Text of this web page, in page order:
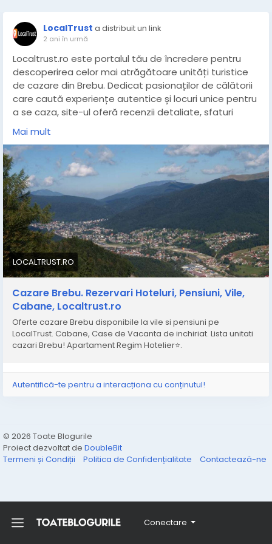
Conectare
LocalTrust a distribuit un link
2 ani în urmă
Localtrust.ro este portalul tău de încredere pentru
descoperirea celor mai atrăgătoare unități turistice
de cazare din Brebu. Dedicat pasionaților de călătorii
care caută experiențe autentice și locuri unice pentru
a se caza, site-ul oferă recenzii detaliate, sfaturi
practice și ghiduri inspiraționale pentru a-ți planifica
șederea perfectă. Fie că ești în căutarea unei cabane
rustice ascunse în inima munților sau a unui hotel
confortabil cu vedere panoramică, Localtrust.ro îți
dezvăluie cele mai bune opțiuni, punând accent pe
calitate, confort și ospitalitatea locală. Informatii si
detalii pe site:
https://localtrust.ro/turism-valea-
prahovei/muntenia/prahova/brebu/cazare-hoteluri-
pensiuni
#desprebrebu#brebuprahova
#turismbrebu
#vacantabrebu
#BrebuLocaltrust
#recomandare #unitatituristice #informatiibrebu
#Prahovaromania#Localtrust
Mai mult
LOCALTRUST.RO
Cazare Brebu. Rezervari Hoteluri, Pensiuni, Vile,
Cabane, Localtrust.ro
Oferte cazare Brebu disponibile la vile si pensiuni pe
LocalTrust. Cabane, Case de Vacanta de inchiriat. Lista unitati
cazari Brebu! Apartament Regim Hotelier⭐.
Autentifică-te pentru a interacționa cu conținutul!
© 2026 Toate Blogurile
Proiect dezvoltat de DoubleBit
Termeni și Condiții
Politica de Confidențialitate Contactează-ne